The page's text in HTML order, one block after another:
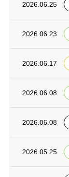
2026.06.25
2026.06.23
2026.06.17
2026.06.08
2026.06.08
2026.05.25